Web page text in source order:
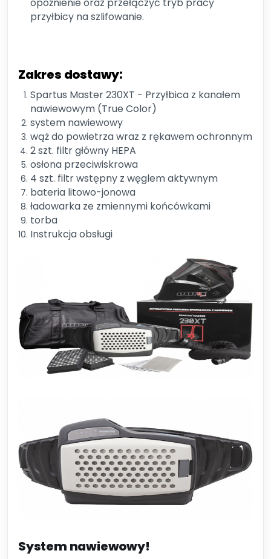
przyłbicy na szlifowanie.
Zakres dostawy:
Spartus Master 230XT - Przyłbica z kanałem
nawiewowym (True Color)
system nawiewowy
wąż do powietrza wraz z rękawem ochronnym
2 szt. filtr główny HEPA
osłona przeciwiskrowa
4 szt. filtr wstępny z węglem aktywnym
bateria litowo-jonowa
ładowarka ze zmiennymi końcówkami
torba
Instrukcja obsługi
System nawiewowy!